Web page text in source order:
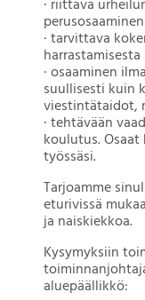
· riittävä
perusosaaminen
· tarvittava
harrastamisesta
· osaaminen
suullisesti kuin
viestintätaidot,
· tehtävään
koulutus.
työssäsi.
Tarjoamme
eturivissä
ja naiskiekkoa.
Kysymyksiin
aluepäällikkö: